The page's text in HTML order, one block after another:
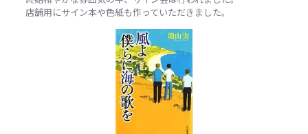
店舗用にサイン本や色紙も作っていただきました。